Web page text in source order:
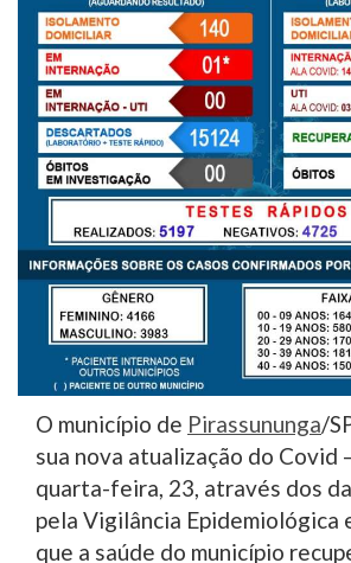
O município de Pirassununga/
sua nova atualização do Covid
quarta-feira, 23, através dos
pela Vigilância Epidemiológica
que a saúde do município